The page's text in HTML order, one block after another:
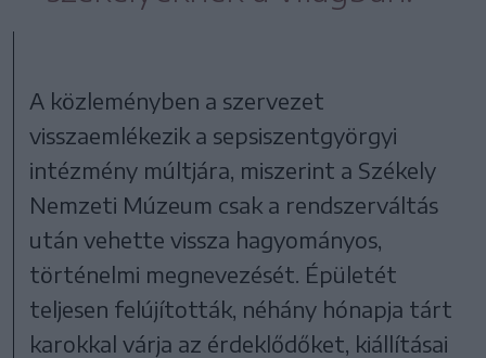
A közleményben a szervezet
visszaemlékezik a sepsiszentgyörgyi
intézmény múltjára, miszerint a Székely
Nemzeti Múzeum csak a rendszerváltás
után vehette vissza hagyományos,
történelmi megnevezését. Épületét
teljesen felújították, néhány hónapja tárt
karokkal várja az érdeklődőket, kiállításai